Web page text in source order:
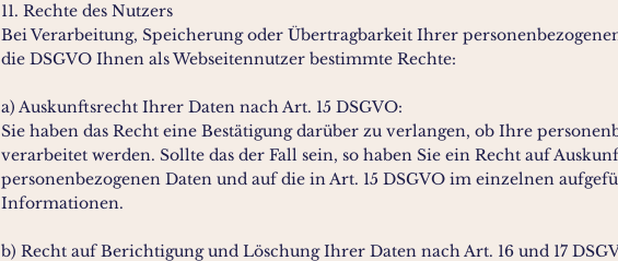
11. Rechte des Nutzers
Bei Verarbeitung, Speicherung oder Übertragbarkeit Ihrer
die DSGVO Ihnen als Webseitennutzer bestimmte Rechte:
a) Auskunftsrecht Ihrer Daten nach Art. 15 DSGVO:
Sie haben das Recht eine Bestätigung darüber zu verlangen, ob Ihre
verarbeitet werden. Sollte das der Fall sein, so haben Sie ein Recht auf
personenbezogenen Daten und auf die in Art. 15 DSGVO im einzelnen
Informationen.
b) Recht auf Berichtigung und Löschung Ihrer Daten nach Art. 16 und 17